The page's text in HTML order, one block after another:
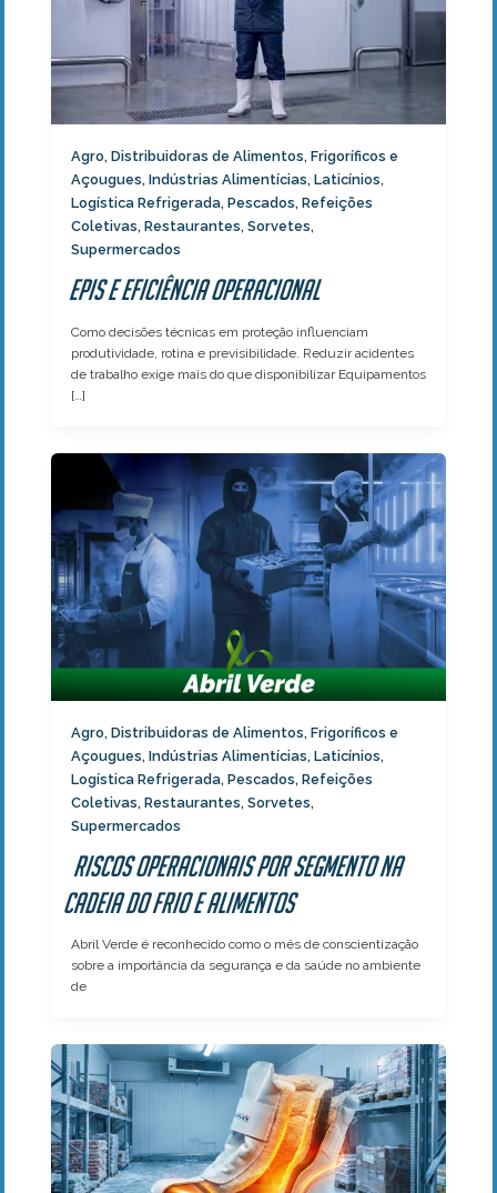
Agro, Distribuidoras de Alimentos, Frigoríficos e
Açougues, Indústrias Alimentícias, Laticínios,
Logística Refrigerada, Pescados, Refeições
Coletivas, Restaurantes, Sorvetes,
Supermercados
EPIs e Eficiência Operacional
Como decisões técnicas em proteção influenciam
produtividade, rotina e previsibilidade. Reduzir acidentes
de trabalho exige mais do que disponibilizar Equipamentos
[…]
Agro, Distribuidoras de Alimentos, Frigoríficos e
Açougues, Indústrias Alimentícias, Laticínios,
Logística Refrigerada, Pescados, Refeições
Coletivas, Restaurantes, Sorvetes,
Supermercados
Riscos operacionais por segmento na
cadeia do frio e alimentos
Abril Verde é reconhecido como o mês de conscientização
sobre a importância da segurança e da saúde no ambiente
de